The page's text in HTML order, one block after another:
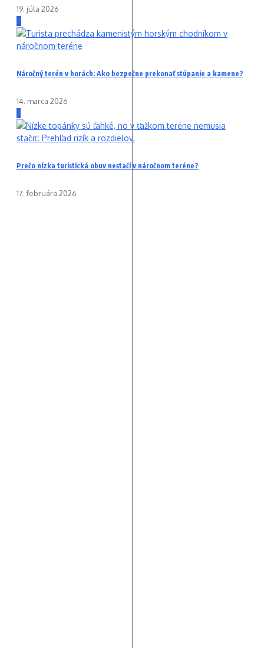
19. júla 2026
2
Náročný terén v horách: Ako bezpečne prekonať stúpanie a kamene?
14. marca 2026
3
Prečo nízka turistická obuv nestačí v náročnom teréne?
17. februára 2026